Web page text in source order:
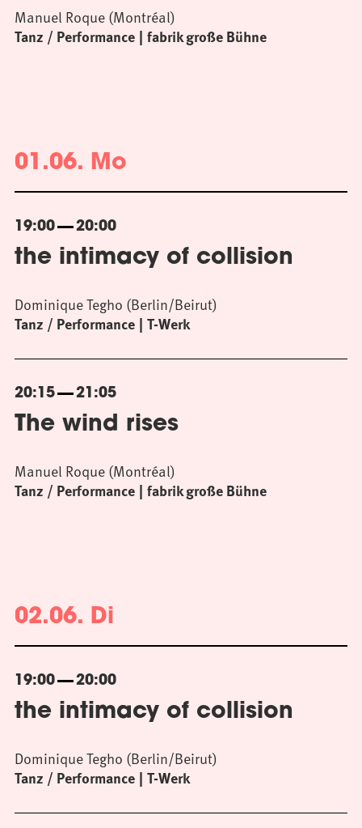
Tanz / Performance fabrik große Bühne
Manuel Roque (Montréal)
01.06. Mo
19:00 20:00
the intimacy of collision
Tanz / Performance T-Werk
Dominique Tegho (Berlin/Beirut)
20:15 21:05
The wind rises
Tanz / Performance fabrik große Bühne
Manuel Roque (Montréal)
02.06. Di
19:00 20:00
the intimacy of collision
Tanz / Performance T-Werk
Dominique Tegho (Berlin/Beirut)